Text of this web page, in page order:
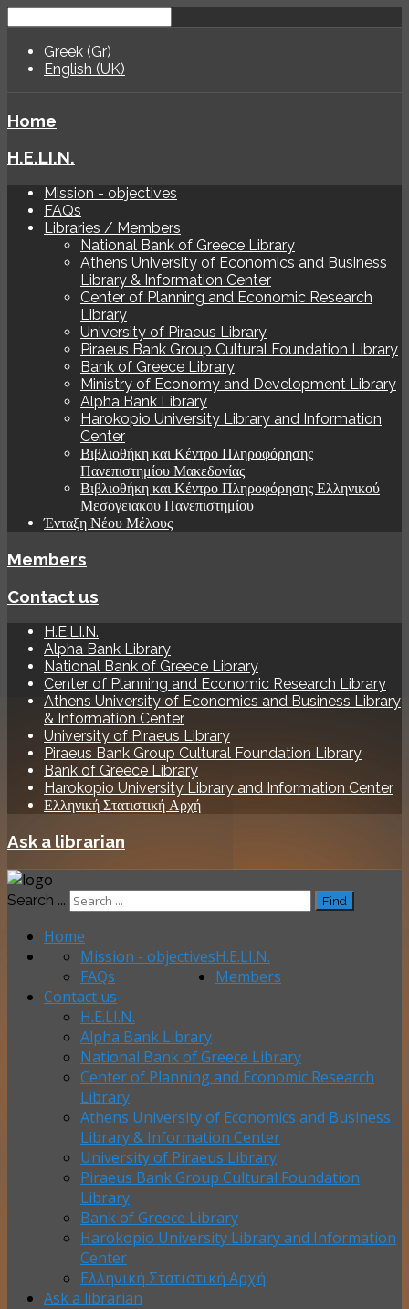
Greek (Gr)
English (UK)
Home
H.E.LI.N.
Mission - objectives
FAQs
Libraries / Members
National Bank of Greece Library
Athens University of Economics and Business
Library & Information Center
Center of Planning and Economic Research
Library
University of Piraeus Library
Piraeus Bank Group Cultural Foundation Library
Bank of Greece Library
Ministry of Economy and Development Library
Alpha Bank Library
Harokopio University Library and Information
Center
Βιβλιοθήκη και Κέντρο Πληροφόρησης
Πανεπιστημίου Μακεδονίας
Βιβλιοθήκη και Κέντρο Πληροφόρησης Ελληνικού
Μεσογειακου Πανεπιστημίου
Ένταξη Νέου Μέλους
Members
Contact us
H.E.LI.N.
Alpha Bank Library
National Bank of Greece Library
Center of Planning and Economic Research Library
Athens University of Economics and Business Library
& Information Center
University of Piraeus Library
Piraeus Bank Group Cultural Foundation Library
Bank of Greece Library
Harokopio University Library and Information Center
Ελληνική Στατιστική Αρχή
Ask a librarian
Search ... Find
Home
H.E.LI.N.
Mission - objectives
FAQs
Members
Contact us
H.E.LI.N.
Alpha Bank Library
National Bank of Greece Library
Center of Planning and Economic Research
Library
Athens University of Economics and Business
Library & Information Center
University of Piraeus Library
Piraeus Bank Group Cultural Foundation
Library
Bank of Greece Library
Harokopio University Library and Information
Center
Ελληνική Στατιστική Αρχή
Ask a librarian